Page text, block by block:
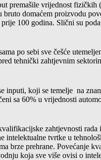
premašile vrijednost fizičkih
domaćem proizvodu
100 godina. Slični su
po sebi sve češće
tehnički zahtjevnim
inputi, koji se temelje na
sa 60% u vrijednosti
zahtjevnosti rada
intelektualne tvrtke u
brze prehrane. Povećanje
koja sve više ovisi o